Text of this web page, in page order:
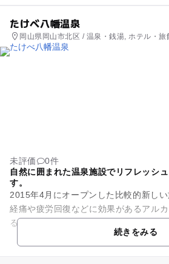
たけべ八幡温泉
岡山県岡山市北区 / 温泉・銭湯, ホテル・旅
未評価
0件
自然に囲まれた温泉施設でリフレッシ
す。
2015年4月にオープンした比較的新し
経痛や疲労回復などに効果があるアル
るいお湯が特徴です。清流旭川のせせ
の疲れを癒すことができ...続きをみる